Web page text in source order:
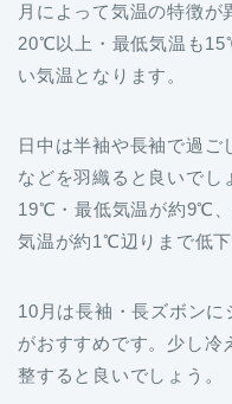
月によって気温の特徴
20℃以上・最低気温も
い気温となります。
日中は半袖や長袖で過ご
などを羽織ると良いでし
19℃・最低気温が約9℃
気温が約1℃辺りまで低下
10月は長袖・長ズボン
がおすすめです。少し冷
整すると良いでしょう。